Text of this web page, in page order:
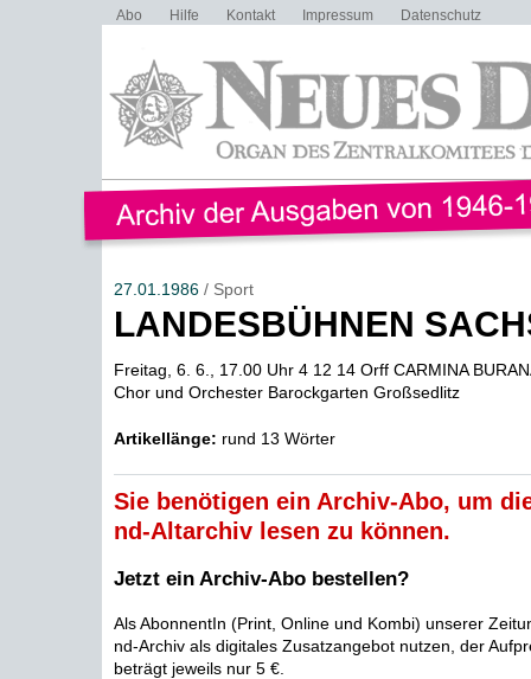
Abo Hilfe Kontakt Impressum Datenschutz
27.01.1986/ Sport
LANDESBÜHNEN
Freitag, 6. 6., 17.00 Uhr 4 12 14 Orff CARMINA
Chor und Orchester Barockgarten Großsedlitz
Artikellänge: rund 13 Wörter
Sie benötigen ein Archiv-Abo, um
nd-Altarchiv lesen zu können.
Jetzt ein Archiv-Abo bestellen?
Als AbonnentIn (Print, Online und Kombi) unserer
nd-Archiv als digitales Zusatzangebot nutzen, der
beträgt jeweils nur 5 €.